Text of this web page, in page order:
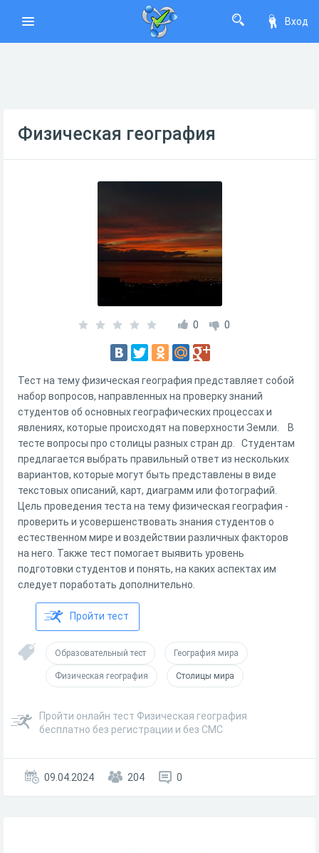
Вход
Физическая география
0 0
Тест на тему физическая география представляет собой
набор вопросов, направленных на проверку знаний
студентов об основных географических процессах и
явлениях, которые происходят на поверхности Земли. В
тесте вопросы про столицы разных стран др. Студентам
предлагается выбрать правильный ответ из нескольких
вариантов, которые могут быть представлены в виде
текстовых описаний, карт, диаграмм или фотографий.
Цель проведения теста на тему физическая география -
проверить и усовершенствовать знания студентов о
естественном мире и воздействии различных факторов
на него. Также тест помогает выявить уровень
подготовки студентов и понять, на каких аспектах им
следует поработать дополнительно.
Пройти тест
Образовательный тест География мира
Физическая география Столицы мира
Пройти онлайн тест Физическая география
бесплатно без регистрации и без СМС
09.04.2024 204 0